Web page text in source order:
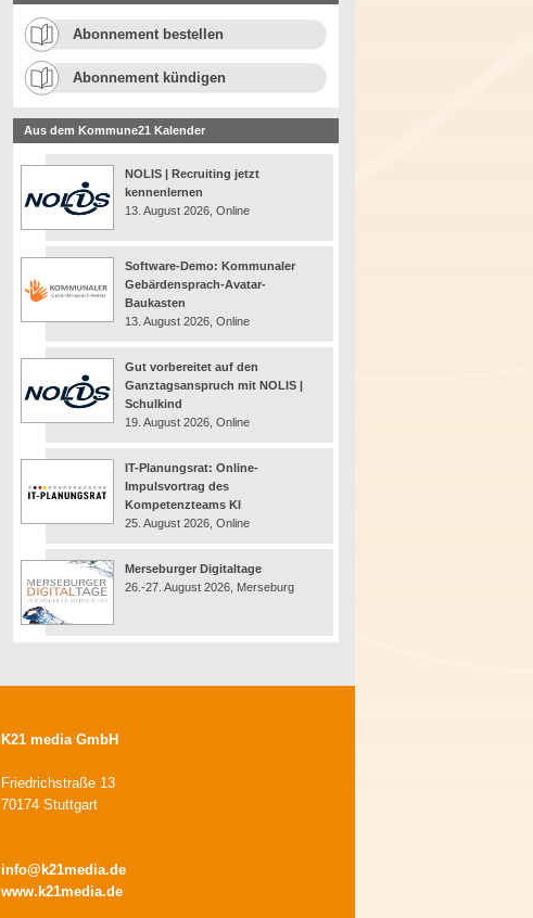
Abonnement bestellen
Abonnement kündigen
Aus dem Kommune21 Kalender
NOLIS | Recruiting jetzt
kennenlernen
13. August 2026, Online
Software-Demo: Kommunaler
Gebärdensprach-Avatar-
Baukasten
13. August 2026, Online
Gut vorbereitet auf den
Ganztagsanspruch mit NOLIS |
Schulkind
19. August 2026, Online
IT-Planungsrat: Online-
Impulsvortrag des
Kompetenzteams KI
25. August 2026, Online
Merseburger Digitaltage
26.-27. August 2026, Merseburg
K21 media GmbH
Friedrichstraße 13
70174 Stuttgart
info@k21media.de
www.k21media.de